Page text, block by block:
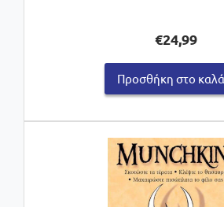
€24,99
Προσθήκη στο